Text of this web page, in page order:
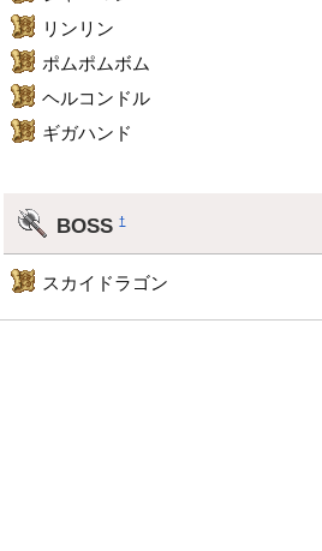
リンリン
ポムポムボム
ヘルコンドル
ギガハンド
BOSS†
スカイドラゴン